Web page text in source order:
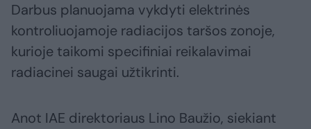
Darbus planuojama vykdyti elektrinės
kontroliuojamoje radiacijos taršos zonoje,
kurioje taikomi specifiniai reikalavimai
radiacinei saugai užtikrinti.
Anot IAE direktoriaus Lino Baužio, siekiant